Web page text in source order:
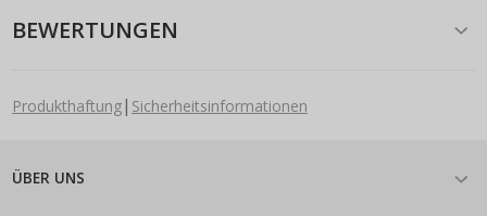
BEWERTUNGEN
Produkthaftung| Sicherheitsinformationen
ÜBER UNS